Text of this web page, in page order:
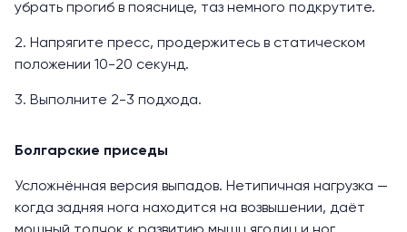
убрать прогиб в пояснице, таз немного подкрутите.
2. Напрягите пресс, продержитесь в статическом
положении 10-20 секунд.
3. Выполните 2-3 подхода.
Болгарские приседы
Усложнённая версия выпадов. Нетипичная нагрузка —
когда задняя нога находится на возвышении, даёт